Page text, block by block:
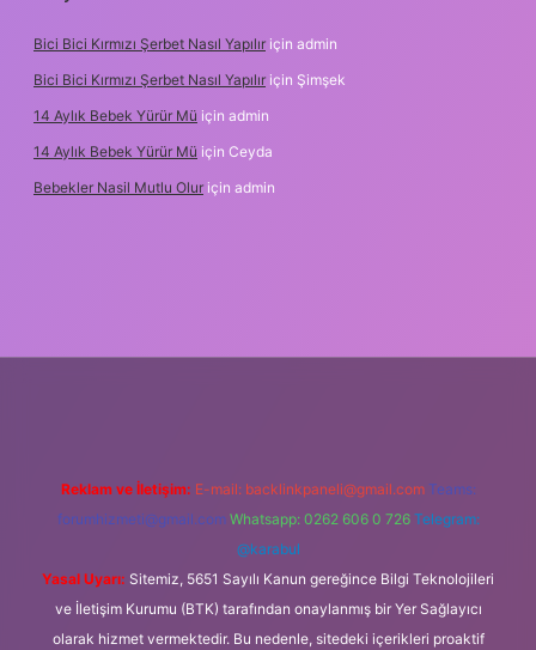
Bici Bici Kırmızı Şerbet Nasıl Yapılır için admin
Bici Bici Kırmızı Şerbet Nasıl Yapılır için Şimşek
14 Aylık Bebek Yürür Mü için admin
14 Aylık Bebek Yürür Mü için Ceyda
Bebekler Nasil Mutlu Olur için admin
Reklam ve İletişim: E-mail: backlinkpaneli@gmail.com Teams:
forumhizmeti@gmail.com Whatsapp: 0262 606 0 726 Telegram:
@karabul
Yasal Uyarı: Sitemiz, 5651 Sayılı Kanun gereğince Bilgi Teknolojileri
ve İletişim Kurumu (BTK) tarafından onaylanmış bir Yer Sağlayıcı
olarak hizmet vermektedir. Bu nedenle, sitedeki içerikleri proaktif